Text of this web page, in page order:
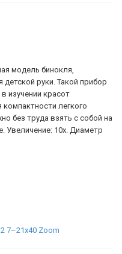
модель бинокля,
руки. Такой прибор
изучении красот
легкого
без труда взять с собой на
Увеличение: 10х. Диаметр